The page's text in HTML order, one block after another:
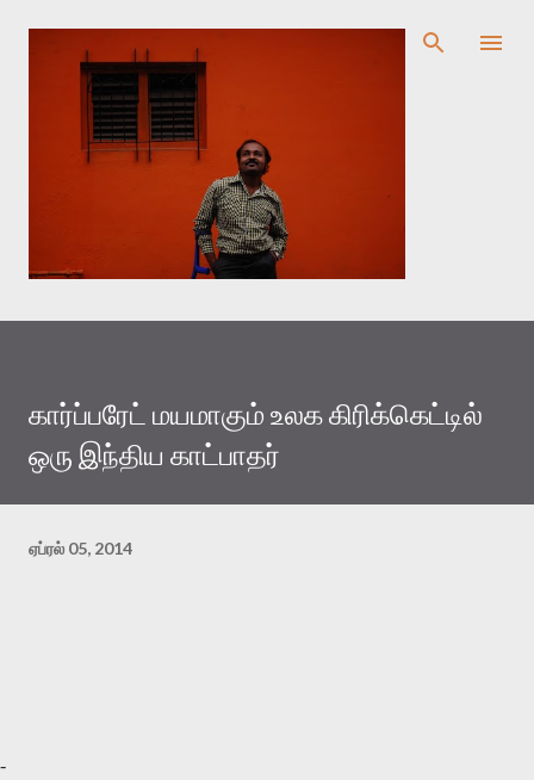
முதன்மை உள்ளடக்கத்திற்குச் செல்
கார்ப்பரேட் மயமாகும் உலக கிரிக்கெட்டில்
ஒரு இந்திய காட்பாதர்
ஏப்ரல் 05, 2014
-